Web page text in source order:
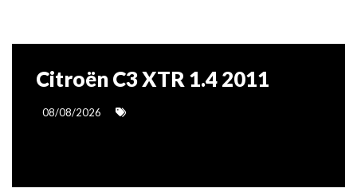
Citroën C3 XTR 1.4 2011
08/08/2026